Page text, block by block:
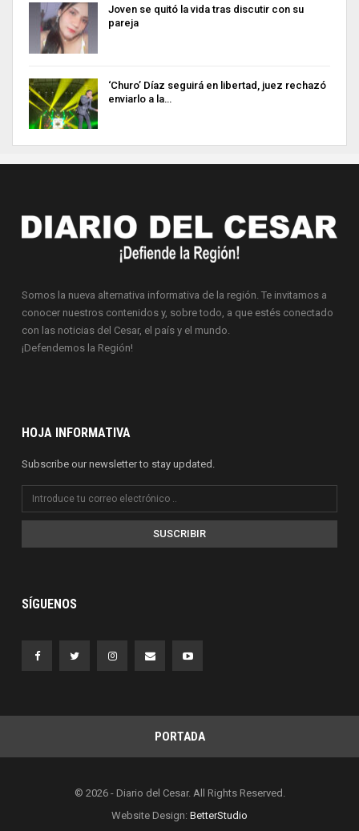
Joven se quitó la vida tras discutir con su
pareja
‘Churo’ Díaz seguirá en libertad, juez rechazó
enviarlo a la…
Somos la nueva alternativa informativa de la región. Te invitamos a
conocer nuestros contenidos y, sobre todo, a que estés conectado
con las noticias del Cesar, el país y el mundo.
¡Defendemos la Región!
HOJA INFORMATIVA
Subscribe our newsletter to stay updated.
SUSCRIBIR
SÍGUENOS
PORTADA
© 2026 - Diario del Cesar. All Rights Reserved.
Website Design: BetterStudio